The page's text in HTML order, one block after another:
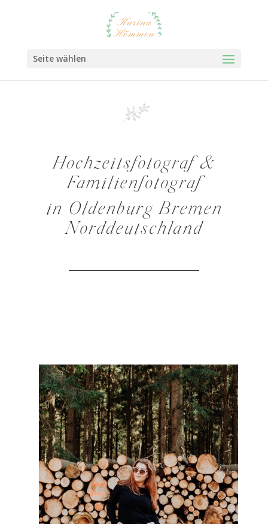
Seite wählen
Hochzeitsfotograf &
Familienfotograf
in Oldenburg Bremen
Norddeutschland